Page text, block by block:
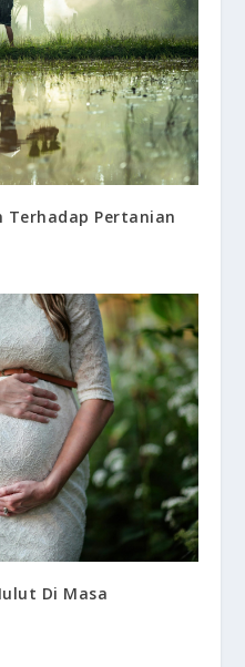
Terhadap Pertanian
Di Masa